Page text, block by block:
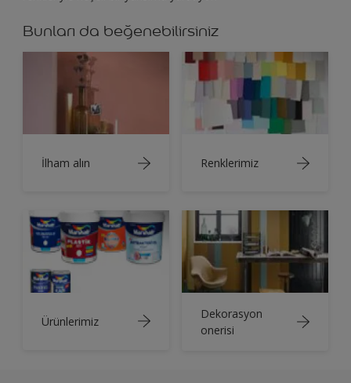
Bunları da beğenebilirsiniz
İlham alın Renklerimiz
Ürünlerimiz
Dekorasyon
onerisi